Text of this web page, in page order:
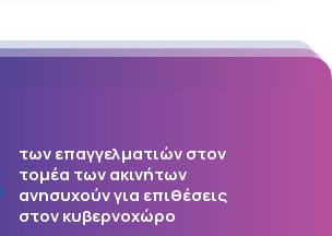
των επαγγελματιών στον
τομέα των ακινήτων
ανησυχούν για επιθέσεις
στον κυβερνοχώρο